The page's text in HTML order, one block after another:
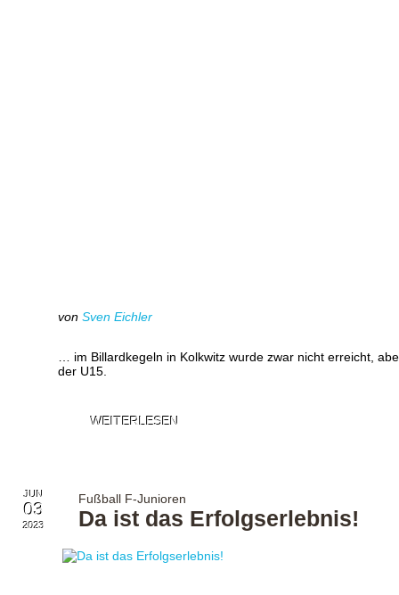
von Sven Eichler
… im Billardkegeln in Kolkwitz wurde zwar nicht erreicht,
der U15.
WEITERLESEN
JUN
03
2023
Fußball F-Junioren
Da ist das Erfolgserlebnis!